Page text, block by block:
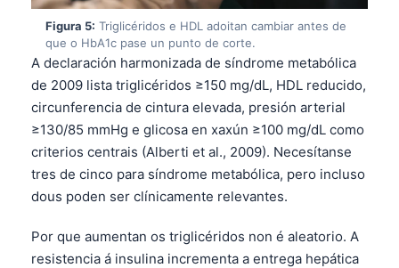
Figura 5: Triglicéridos e HDL adoitan cambiar antes de
que o HbA1c pase un punto de corte.
A declaración harmonizada de síndrome metabólica
de 2009 lista triglicéridos ≥150 mg/dL, HDL reducido,
circunferencia de cintura elevada, presión arterial
≥130/85 mmHg e glicosa en xaxún ≥100 mg/dL como
criterios centrais (Alberti et al., 2009). Necesítanse
tres de cinco para síndrome metabólica, pero incluso
dous poden ser clínicamente relevantes.
Por que aumentan os triglicéridos non é aleatorio. A
resistencia á insulina incrementa a entrega hepática
Euskara
Occitan
العربية المغربية
Afrikaans
Монгол
ພາສາລາວ
Basa Jawa
Cebuano